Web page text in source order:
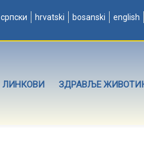
српски hrvatski bosanski english
ЛИНКОВИ ЗДРАВЉЕ